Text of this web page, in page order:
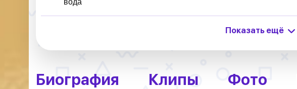
Показать ещё
Биография Клипы Фото